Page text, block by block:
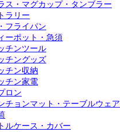
ス・マグカップ・タンブラー
ラリー
フライパン
ーポット・急須
チンツール
チングッズ
チン収納
チン家電
ロン
チョンマット・テーブルウェア
ルケース・カバー